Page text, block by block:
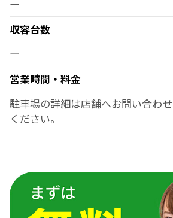
ー
収容台数
ー
営業時間・料金
駐車場の詳細は店舗へお問い合わせ
ください。